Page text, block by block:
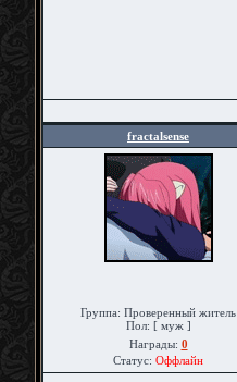
fractalsense
Группа: Проверенный житель
Пол: [ муж ]
Награды: 0
Статус: Оффлайн